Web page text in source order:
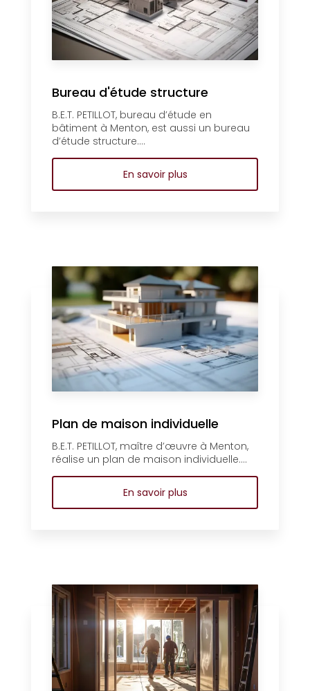
Bureau d'étude structure
B.E.T. PETILLOT, bureau d’étude en
bâtiment à Menton, est aussi un bureau
d’étude structure....
En savoir plus
Plan de maison individuelle
B.E.T. PETILLOT, maître d’œuvre à Menton,
réalise un plan de maison individuelle....
En savoir plus